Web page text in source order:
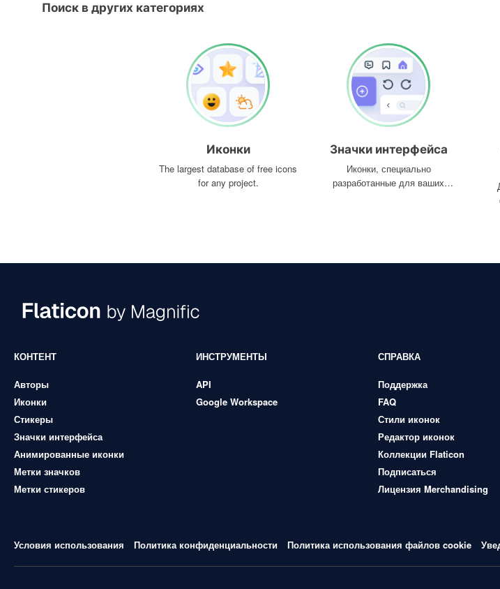
Поиск в других категориях
Иконки
The largest database of free icons
for any project.
Значки интерфейса
Иконки, специально
разработанные для ваших
КОНТЕНТ
Авторы
Иконки
Стикеры
Значки интерфейса
Анимированные иконки
Метки значков
Метки стикеров
ИНСТРУМЕНТЫ
API
Google Workspace
СПРАВКА
Поддержка
FAQ
Стили иконок
Редактор иконок
Коллекции Flaticon
Подписаться
Лицензия Merchandising
Условия использования Политика конфиденциальности Политика использования файлов cookie